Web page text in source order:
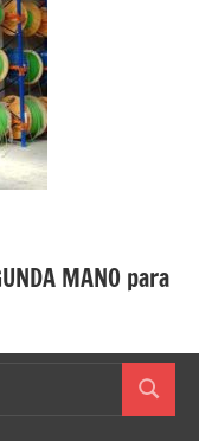
MANO para
Buscar